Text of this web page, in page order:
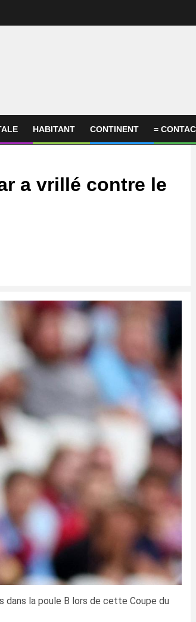
HABITANT CONTINENT =
a vrillé contre le
dans la poule B lors de cette Coupe du